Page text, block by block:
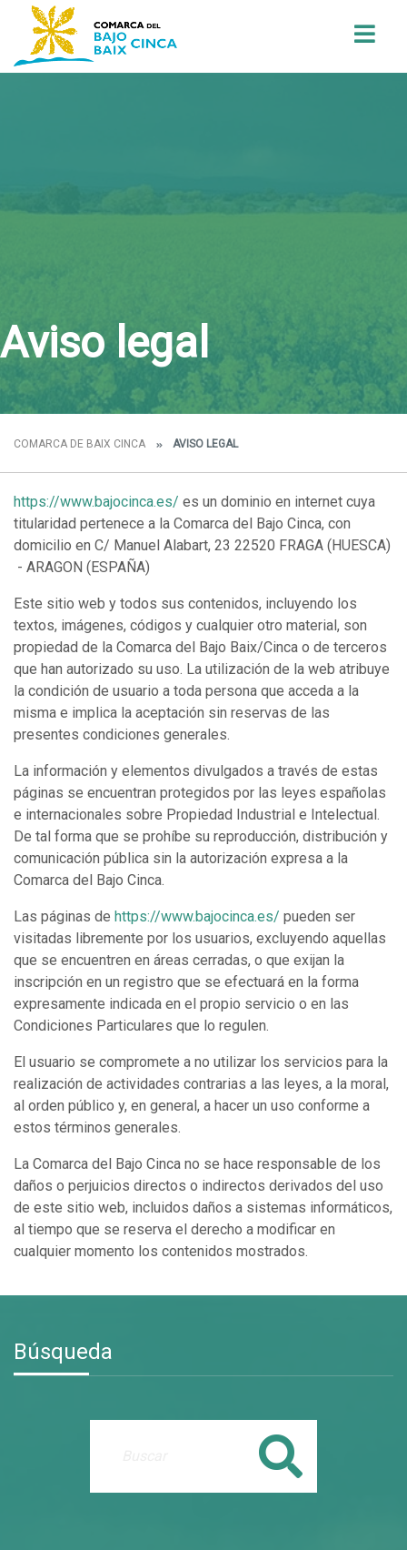
Aviso legal
COMARCA DE BAIX CINCA AVISO LEGAL
https://www.bajocinca.es/ es un dominio en internet cuya
titularidad pertenece a la Comarca del Bajo Cinca, con
domicilio en C/ Manuel Alabart, 23 22520 FRAGA (HUESCA)
- ARAGON (ESPAÑA)
Este sitio web y todos sus contenidos, incluyendo los
textos, imágenes, códigos y cualquier otro material, son
propiedad de la Comarca del Bajo Baix/Cinca o de terceros
que han autorizado su uso. La utilización de la web atribuye
la condición de usuario a toda persona que acceda a la
misma e implica la aceptación sin reservas de las
presentes condiciones generales.
La información y elementos divulgados a través de estas
páginas se encuentran protegidos por las leyes españolas
e internacionales sobre Propiedad Industrial e Intelectual.
De tal forma que se prohíbe su reproducción, distribución y
comunicación pública sin la autorización expresa a la
Comarca del Bajo Cinca.
Las páginas de https://www.bajocinca.es/ pueden ser
visitadas libremente por los usuarios, excluyendo aquellas
que se encuentren en áreas cerradas, o que exijan la
inscripción en un registro que se efectuará en la forma
expresamente indicada en el propio servicio o en las
Condiciones Particulares que lo regulen.
El usuario se compromete a no utilizar los servicios para la
realización de actividades contrarias a las leyes, a la moral,
al orden público y, en general, a hacer un uso conforme a
estos términos generales.
La Comarca del Bajo Cinca no se hace responsable de los
daños o perjuicios directos o indirectos derivados del uso
de este sitio web, incluidos daños a sistemas informáticos,
al tiempo que se reserva el derecho a modificar en
cualquier momento los contenidos mostrados.
Búsqueda
Buscar